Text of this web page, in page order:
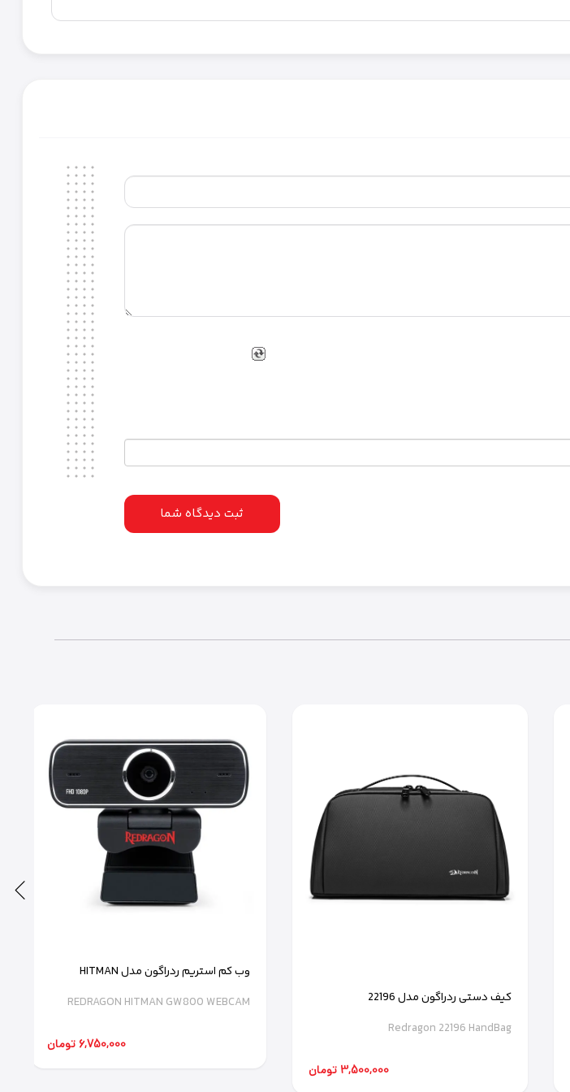
ثبت دیدگاه شما
کیف دستی ردراگون مدل 22196
Redragon 22196 HandBag
3,500,000 تومان
وب کم استریم ردراگون مدل HITMAN
GW800
REDRAGON HITMAN GW800 WEBCAM
6,750,000 تومان